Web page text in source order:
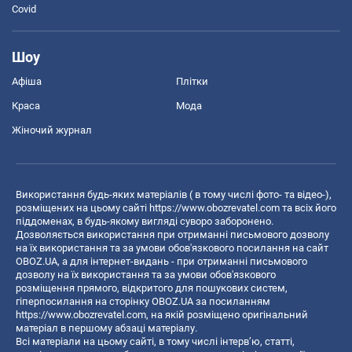
Covid
Шоу
Афіша Плітки
Краса Мода
Жіночий журнал
Використання будь-яких матеріалів ( в тому числі фото- та відео-),
розміщених на цьому сайті https://www.obozrevatel.com та всіх його
піддоменах, в будь-якому вигляді суворо заборонено.
Дозволяється використання при отриманні письмового дозволу
на їх використання та за умови обов'язкового посилання на сайт
OBOZ.UA, а для інтернет-видань - при отриманні письмового
дозволу на їх використання та за умови обов'язкового
розміщення прямого, відкритого для пошукових систем,
гіперпосилання на сторінку OBOZ.UA за посиланням
https://www.obozrevatel.com, на якій розміщено оригінальний
матеріал в першому абзаці матеріалу.
Всі матеріали на цьому сайті, в тому числі інтерв’ю, статті,